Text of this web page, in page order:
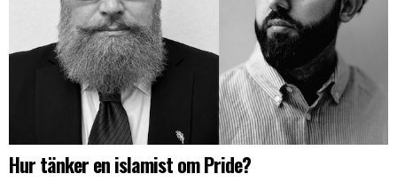
Hur tänker en islamist om Pride?